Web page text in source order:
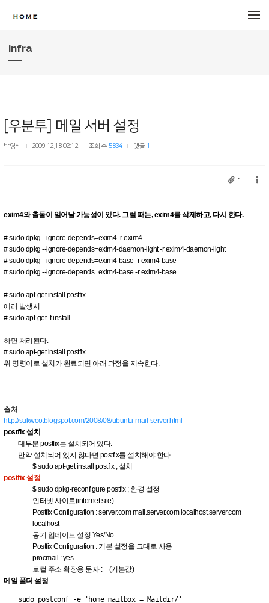
infra
[우분투] 메일 서버 설정
박영식 2009.12.18 02:12 조회 수 5834 댓글 1
1
exim4와 출돌이 일어날 가능성이 있다. 그럴 때는, exim4를 삭제하고, 다시 한다.
# sudo dpkg --ignore-depends=exim4 -r exim4
# sudo dpkg --ignore-depends=exim4-daemon-light -r exim4-daemon-light
# sudo dpkg --ignore-depends=exim4-base -r exim4-base
# sudo dpkg --ignore-depends=exim4-base -r exim4-base
# sudo apt-get install postfix
에러 발생시
# sudo apt-get -f install
하면 처리된다.
# sudo apt-get install postfix
위 명령어로 설치가 완료되면 아래 과정을 지속한다.
출처
http://sukwoo.blogspot.com/2008/08/ubuntu-mail-server.html
postfix 설치
대부분 postfix는 설치되어 있다.
만약 설치되어 있지 않다면 postfix를 설치해야 한다.
$ sudo apt-get install postfix ; 설치
postfix 설정
$ sudo dpkg-reconfigure postfix ; 환경 설정
인터넷 사이트(internet site)
Postfix Configuration : server.com mail.server.com localhost.server.com
localhost
동기 업데이트 설정 Yes/No
Postfix Configuration : 기본 설정을 그대로 사용
procmail : yes
로컬 주소 확장용 문자 : + (기본값)
메일 폴더 설정
sudo postconf -e 'home_mailbox = Maildir/'